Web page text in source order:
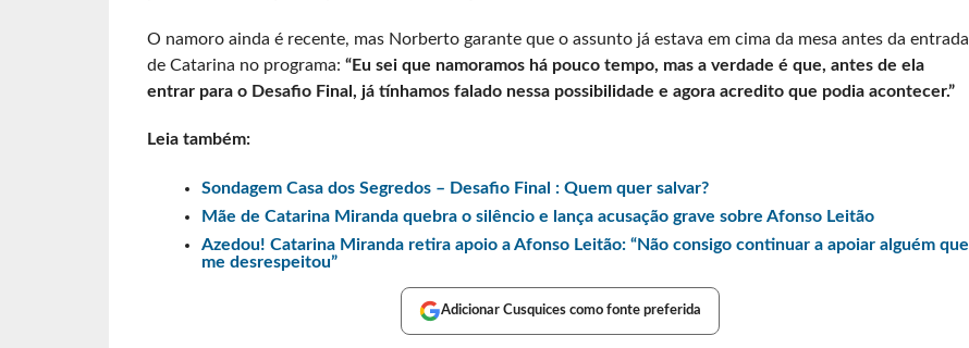
O namoro ainda é recente, mas Norberto garante que o assunto já estava em cima da mesa antes da entrada
de Catarina no programa: “Eu sei que namoramos há pouco tempo, mas a verdade é que, antes de ela
entrar para o Desafio Final, já tínhamos falado nessa possibilidade e agora acredito que podia acontecer.”
Leia também:
Sondagem Casa dos Segredos – Desafio Final : Quem quer salvar?
Mãe de Catarina Miranda quebra o silêncio e lança acusação grave sobre Afonso Leitão
Azedou! Catarina Miranda retira apoio a Afonso Leitão: “Não consigo continuar a apoiar alguém que
me desrespeitou”
Adicionar Cusquices como fonte preferida